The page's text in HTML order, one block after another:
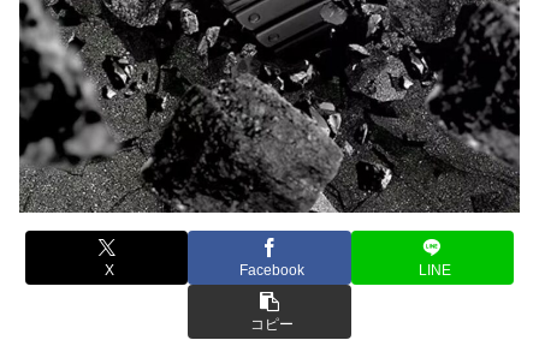
X Facebook LINE
コピー